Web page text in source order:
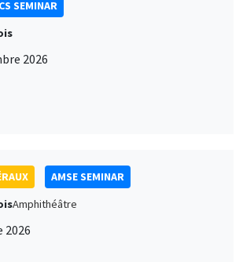
AMSE SEMINAR
Amphithéâtre
et des services tiers pour garantir son bon
Vous êtes libre d’accepter, de refuser ou de
.